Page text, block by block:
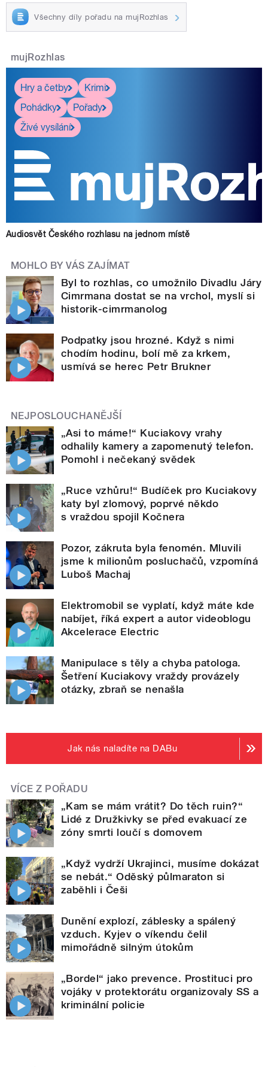
Všechny díly pořadu na mujRozhlas
mujRozhlas
Hry a četby
Krimi
Pohádky
Pořady
Živé vysílání
Audiosvět Českého rozhlasu na jednom místě
MOHLO BY VÁS ZAJÍMAT
Byl to rozhlas, co umožnilo Divadlu Járy
Cimrmana dostat se na vrchol, myslí si
historik-cimrmanolog
Podpatky jsou hrozné. Když s nimi
chodím hodinu, bolí mě za krkem,
usmívá se herec Petr Brukner
NEJPOSLOUCHANĚJŠÍ
„Asi to máme!“ Kuciakovy vrahy
odhalily kamery a zapomenutý telefon.
Pomohl i nečekaný svědek
„Ruce vzhůru!“ Budíček pro Kuciakovy
katy byl zlomový, poprvé někdo
s vraždou spojil Kočnera
Pozor, zákruta byla fenomén. Mluvili
jsme k milionům posluchačů, vzpomíná
Luboš Machaj
Elektromobil se vyplatí, když máte kde
nabíjet, říká expert a autor videoblogu
Akcelerace Electric
Manipulace s těly a chyba patologa.
Šetření Kuciakovy vraždy provázely
otázky, zbraň se nenašla
Jak nás naladíte na DABu
VÍCE Z POŘADU
„Kam se mám vrátit? Do těch ruin?“
Lidé z Družkivky se před evakuací ze
zóny smrti loučí s domovem
„Když vydrží Ukrajinci, musíme dokázat
se nebát.“ Oděský půlmaraton si
zaběhli i Češi
Dunění explozí, záblesky a spálený
vzduch. Kyjev o víkendu čelil
mimořádně silným útokům
„Bordel“ jako prevence. Prostituci pro
vojáky v protektorátu organizovaly SS a
kriminální policie